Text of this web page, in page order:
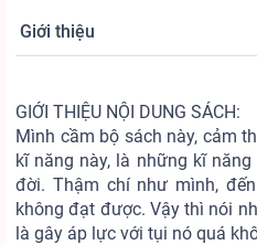
Giới thiệu
GIỚI THIỆU NỘI DUNG SÁCH:
Mình cầm bộ sách này, cảm
kĩ năng này, là những kĩ
đời. Thậm chí như mình,
không đạt được. Vậy thì nói
là gây áp lực với tụi nó quá